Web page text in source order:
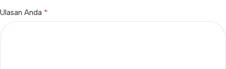
Ulasan Anda *